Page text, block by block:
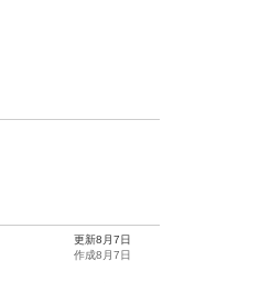
更新8月7日
作成8月7日